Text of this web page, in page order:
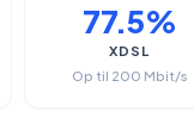
77.5%
XDSL
Op til 200 Mbit/s